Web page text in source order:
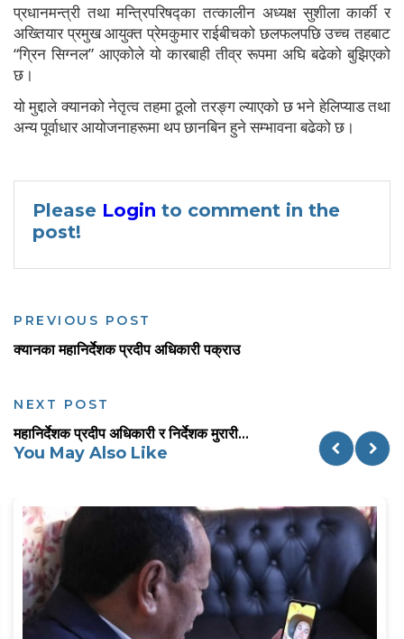
प्रधानमन्त्री तथा मन्त्रिपरिषद्का तत्कालीन अध्यक्ष सुशीला कार्की र
अख्तियार प्रमुख आयुक्त प्रेमकुमार राईबीचको छलफलपछि उच्च तहबाट
“ग्रिन सिग्नल” आएकोले यो कारबाही तीव्र रूपमा अघि बढेको बुझिएको
छ।
यो मुद्दाले क्यानको नेतृत्व तहमा ठूलो तरङ्ग ल्याएको छ भने हेलिप्याड तथा
अन्य पूर्वाधार आयोजनाहरूमा थप छानबिन हुने सम्भावना बढेको छ।
Please Login to comment in the
post!
PREVIOUS POST
क्यानका महानिर्देशक प्रदीप अधिकारी पक्राउ
NEXT POST
महानिर्देशक प्रदीप अधिकारी र निर्देशक मुरारी...
You May Also Like